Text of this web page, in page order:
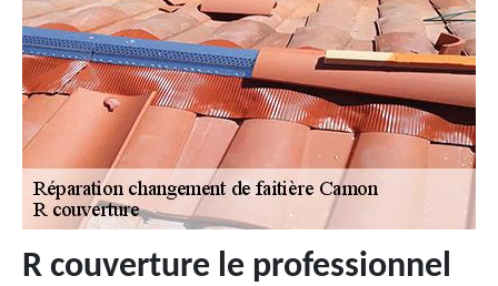
R couverture le professionnel